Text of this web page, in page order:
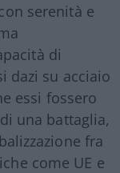
serenità e
di
dazi su acciaio
essi fossero
una battaglia,
fra
come UE e